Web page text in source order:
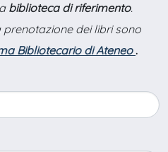
biblioteca di riferimento.
dei libri sono
Bibliotecario di Ateneo .